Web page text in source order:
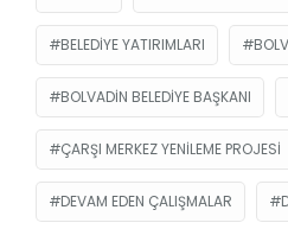
BELEDIYE YATIRIMLARI
BOLVADIN BELEDIYE BAŞKANI
ÇARŞI MERKEZ YENILEME PROJESI
DEVAM EDEN ÇALIŞMALAR